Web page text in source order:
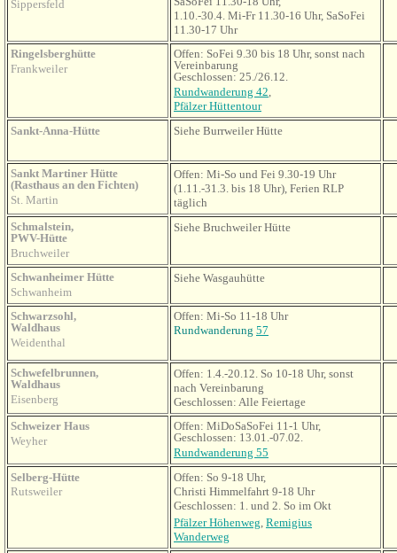
Sippersfeld
1.10.-30.4. Mi-Fr 11.30-16 Uhr, SaSoFei
11.30-17 Uhr
Ringelsberghütte
Frankweiler
Offen: SoFei 9.30 bis 18 Uhr, sonst nach
Vereinbarung
Geschlossen: 25./26.12.
Rundwanderung 42,
Pfälzer Hüttentour
Sankt-Anna-Hütte
Siehe Burrweiler Hütte
Sankt Martiner Hütte
(Rasthaus an den Fichten)
St. Martin
Offen: Mi-So und Fei 9.30-19 Uhr
(1.11.-31.3. bis 18 Uhr), Ferien RLP
täglich
Schmalstein,
PWV-Hütte
Bruchweiler
Siehe Bruchweiler Hütte
Schwanheimer Hütte
Schwanheim
Siehe Wasgauhütte
Schwarzsohl,
Waldhaus
Weidenthal
Offen: Mi-So 11-18 Uhr
Rundwanderung 57
Schwefelbrunnen,
Waldhaus
Eisenberg
Offen: 1.4.-20.12. So 10-18 Uhr, sonst
nach Vereinbarung
Geschlossen: Alle Feiertage
Schweizer Haus
Weyher
Offen: MiDoSaSoFei 11-1 Uhr,
Geschlossen: 13.01.-07.02.
Rundwanderung 55
Selberg-Hütte
Rutsweiler
Offen: So 9-18 Uhr,
Christi Himmelfahrt 9-18 Uhr
Geschlossen: 1. und 2. So im Okt
Pfälzer Höhenweg, Remigius
Wanderweg